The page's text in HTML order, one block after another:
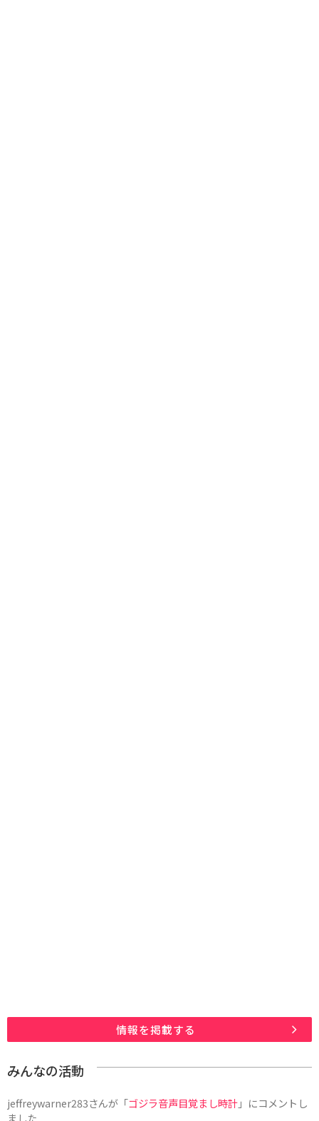
情報を掲載する
みんなの活動
jeffreywarner283さんが「ゴジラ音声目覚まし時計」にコメントし
ました